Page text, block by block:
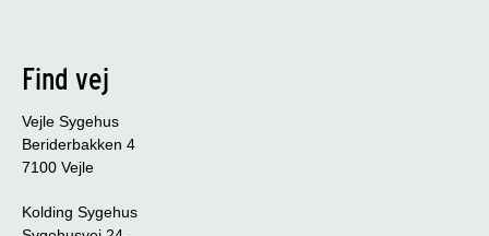
Find vej
Vejle Sygehus
Beriderbakken 4
7100 Vejle
Kolding Sygehus